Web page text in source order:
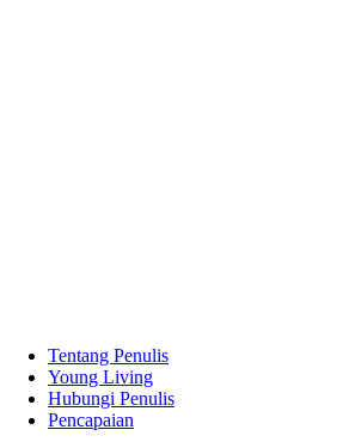
Tentang Penulis
Young Living
Hubungi Penulis
Pencapaian